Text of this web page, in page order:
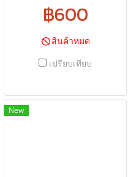
฿600
สินค้าหมด
เปรียบเทียบ
New